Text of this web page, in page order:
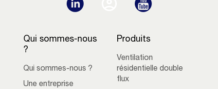
Qui sommes-nous
?
Qui sommes-nous ?
Une entreprise
Produits
Ventilation
résidentielle double
flux